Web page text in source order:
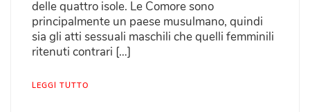
delle quattro isole. Le Comore sono
principalmente un paese musulmano, quindi
sia gli atti sessuali maschili che quelli femminili
ritenuti contrari […]
LEGGI TUTTO